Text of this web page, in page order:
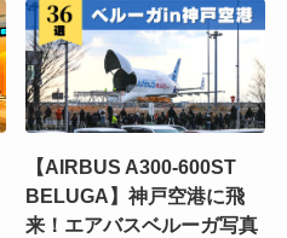
【AIRBUS A300-600ST
BELUGA】神戸空港に飛
来！エアバスベルーガ写真